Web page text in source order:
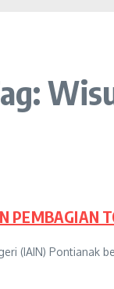
PEMBAGIAN
(IAIN) Pontianak